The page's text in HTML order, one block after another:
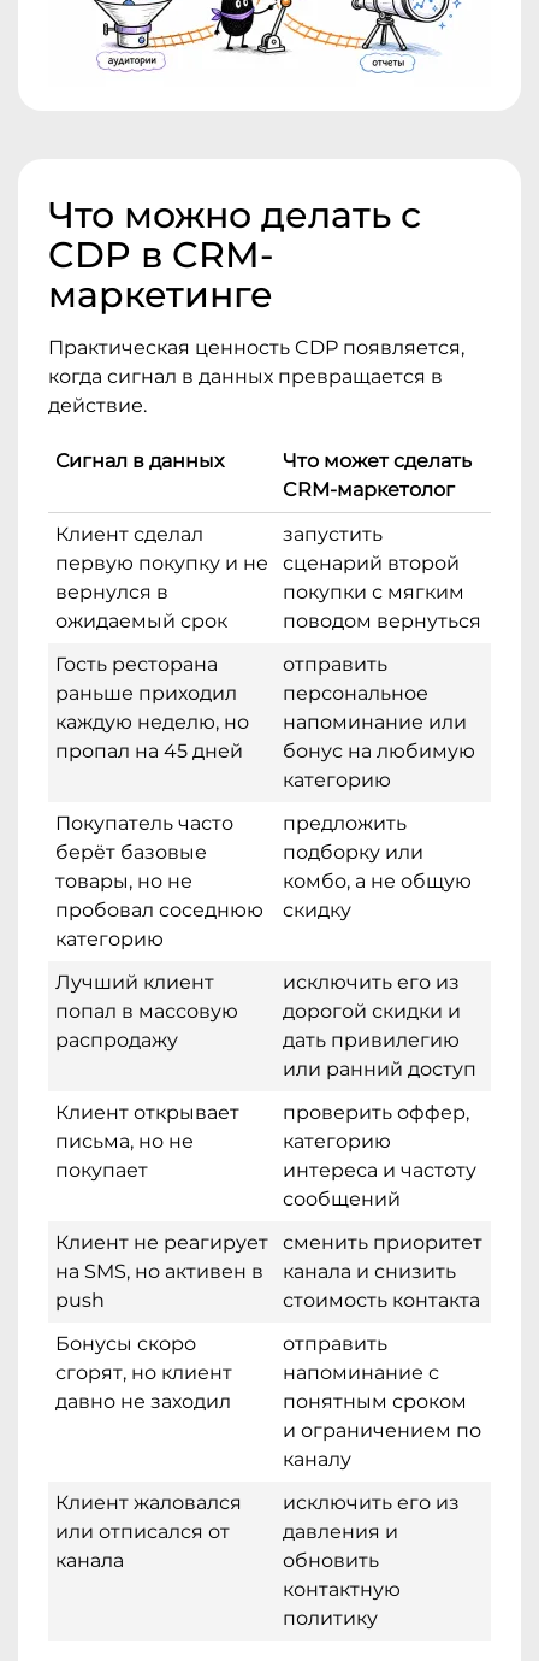
Что можно делать с
CDP в CRM-
маркетинге
Практическая ценность CDP появляется,
когда сигнал в данных превращается в
действие.
Сигнал в данных
Что может сделать
CRM-маркетолог
Клиент сделал
первую покупку и не
вернулся в
ожидаемый срок
запустить
сценарий второй
покупки с мягким
поводом вернуться
Гость ресторана
раньше приходил
каждую неделю, но
пропал на 45 дней
отправить
персональное
напоминание или
бонус на любимую
категорию
Покупатель часто
берёт базовые
товары, но не
пробовал соседнюю
категорию
предложить
подборку или
комбо, а не общую
скидку
Лучший клиент
попал в массовую
распродажу
исключить его из
дорогой скидки и
дать привилегию
или ранний доступ
Клиент открывает
письма, но не
покупает
проверить оффер,
категорию
интереса и частоту
сообщений
Клиент не реагирует
на SMS, но активен в
push
сменить приоритет
канала и снизить
стоимость контакта
Бонусы скоро
сгорят, но клиент
давно не заходил
отправить
напоминание с
понятным сроком
и ограничением по
каналу
Клиент жаловался
или отписался от
канала
исключить его из
давления и
обновить
контактную
политику